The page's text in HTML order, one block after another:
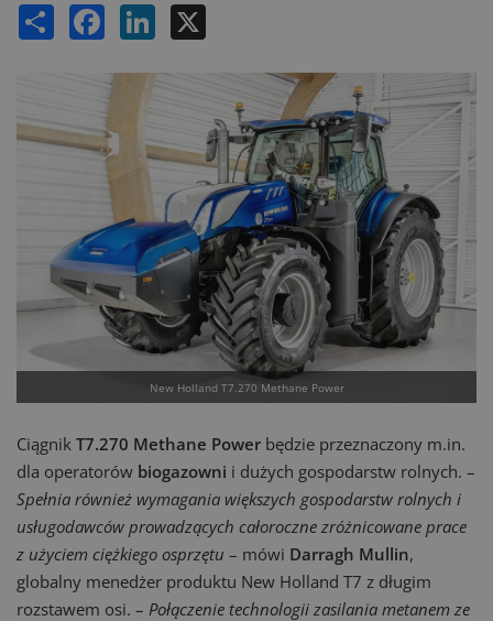
Share Facebook LinkedIn
New Holland T7.270 Methane Power
Ciągnik T7.270 Methane Power będzie przeznaczony m.in.
dla operatorów biogazowni i dużych gospodarstw rolnych. –
Spełnia również wymagania większych gospodarstw rolnych i
usługodawców prowadzących całoroczne zróżnicowane prace
z użyciem ciężkiego osprzętu – mówi Darragh Mullin,
globalny menedżer produktu New Holland T7 z długim
rozstawem osi. – Połączenie technologii zasilania metanem ze